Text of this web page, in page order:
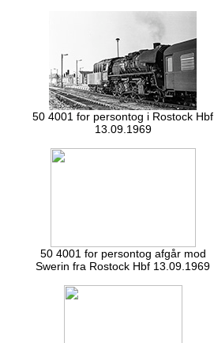
50 4001 for persontog i Rostock Hbf
13.09.1969
50 4001 for persontog afgår mod
Swerin fra Rostock Hbf 13.09.1969